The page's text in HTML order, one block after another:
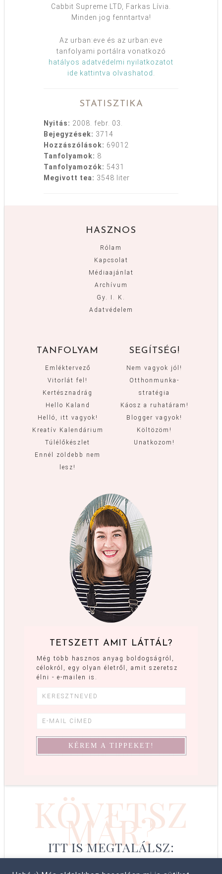
Cabbit Supreme LTD, Farkas Lívia.
Minden jog fenntartva!
Az urban:eve és az urban:eve
tanfolyami portálra vonatkozó
hatályos adatvédelmi nyilatkozatot
ide kattintva olvashatod
STATISZTIKA
Nyitás: 2008. febr. 03.
Bejegyzések: 3714
Hozzászólások: 69012
Tanfolyamok: 8
Tanfolyamozók: 5431
Megivott tea: 3548 liter
HASZNOS
Rólam
Kapcsolat
Médiaajánlat
Archívum
Gy. I. K.
Adatvédelem
TANFOLYAM
Emléktervező
Vitorlát fel!
Kertésznadrág
Hello Kaland
Helló, itt vagyok!
Kreatív Kalendárium
Túlélőkészlet
Ennél zöldebb nem
lesz!
SEGÍTSÉG!
Nem vagyok jól!
Otthonmunka-
stratégia
Káosz a ruhatáram!
Blogger vagyok!
Költözöm!
Unatkozom!
TETSZETT AMIT LÁTTÁL?
Még több hasznos anyag boldogságról,
célokról, egy olyan életről, amit szeretsz
élni - e-mailen is.
KÖVETSZ
MÁR?
ITT IS MEGTALÁLSZ: